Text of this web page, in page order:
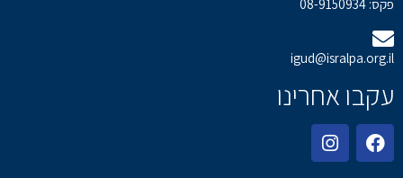
פקס: 08-9150934
igud@isralpa.org.il
עקבו אחרינו